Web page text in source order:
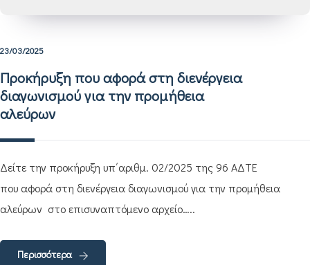
23/03/2025
Προκήρυξη που αφορά στη διενέργεια
διαγωνισμού για την προμήθεια
αλεύρων
Δείτε την προκήρυξη υπ΄αριθμ. 02/2025 της 96 ΑΔΤΕ
που αφορά στη διενέργεια διαγωνισμού για την προμήθεια
αλεύρων στο επισυναπτόμενο αρχείο…..
Περισσότερα